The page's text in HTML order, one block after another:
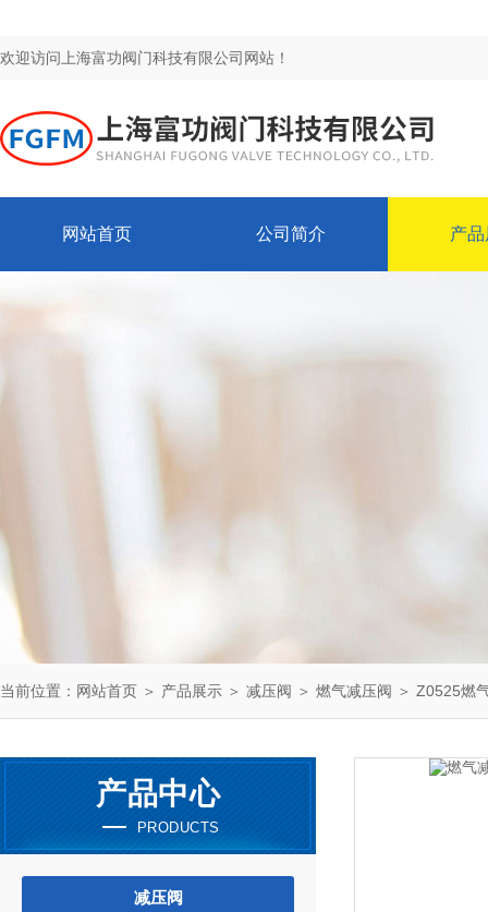
欢迎访问上海富功阀门科技有限公司网站！
网站首页 公司简介 产
当前位置： 网站首页 ＞ 产品展示 ＞ 减压阀 ＞ 燃气减压阀 ＞ Z0525燃
产品中心
PRODUCTS
减压阀